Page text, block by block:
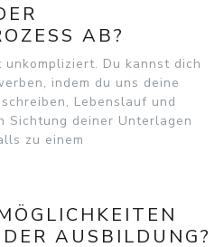
AB?
Du kannst dich
indem du uns deine
Lebenslauf und
Sichtung deiner Unterlagen
zu einem
AUSBILDUNG?